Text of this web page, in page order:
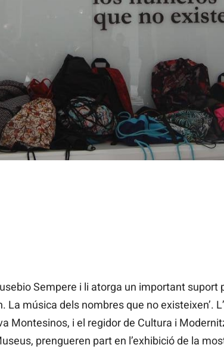
Sempere i li atorga un important suport
La música dels nombres que no existeixen’.
Montesinos, i el regidor de Cultura i
prengueren part en l’exhibició de la